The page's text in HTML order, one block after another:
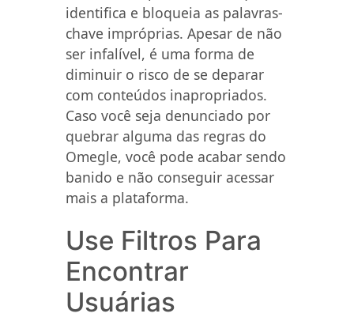
identifica e bloqueia as palavras-
chave impróprias. Apesar de não
ser infalível, é uma forma de
diminuir o risco de se deparar
com conteúdos inapropriados.
Caso você seja denunciado por
quebrar alguma das regras do
Omegle, você pode acabar sendo
banido e não conseguir acessar
mais a plataforma.
Use Filtros Para
Encontrar
Usuárias